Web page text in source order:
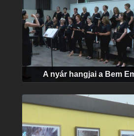
A nyár hangjai a Bem